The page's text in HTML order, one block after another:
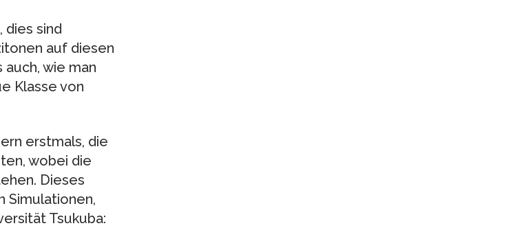
sind
auf diesen
wie man
Klasse von
erstmals, die
wobei die
Dieses
Simulationen,
Tsukuba: